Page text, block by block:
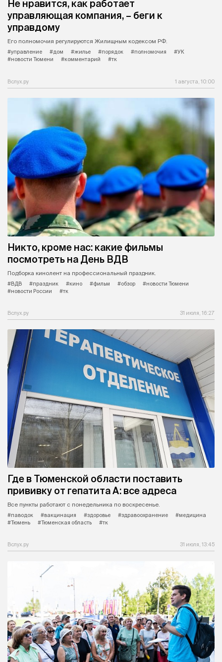
Не нравится, как работает
управляющая компания, – беги к
управдому
Его полномочия регулируются Жилищным кодексом РФ.
#управление
#дом #жилье #порядок #полномочия
#УК
#новости Тюмени
#комментарий #тк
Вслух.ру 1 августа, 10:00
Никто, кроме нас: какие фильмы
посмотреть на День ВДВ
Подборка кинолент на профессиональный праздник.
#ВДВ
#праздник #кино #фильм #обзор
#новости Тюмени
#новости России
#тк
Вслух.ру 31 июля, 16:27
Где в Тюменской области поставить
прививку от гепатита А: все адреса
Все пункты работают с понедельника по воскресенье.
#паводок
#вакцинация #здоровье #здравоохранение
#медицина
#Тюмень
#Тюменская область #тк
Вслух.ру 31 июля, 13:45